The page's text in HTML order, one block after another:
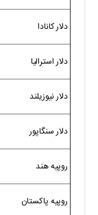
دلار کانادا
دلار استرالیا
دلار نیوزیلند
دلار سنگاپور
روپیه هند
روپیه پاکستان